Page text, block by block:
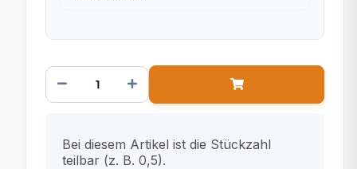
Bei diesem Artikel ist die Stückzahl
teilbar (z. B. 0,5).